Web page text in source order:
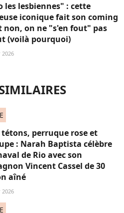
les lesbiennes" : cette
iconique fait son coming
non, on ne "s'en fout" pas
(voilà pourquoi)
2026
tétons, perruque rose et
: Narah Baptista célèbre
de Rio avec son
Vincent Cassel de 30
aîné